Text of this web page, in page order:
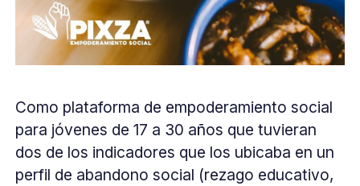
Como plataforma de empoderamiento social
para jóvenes de 17 a 30 años que tuvieran
dos de los indicadores que los ubicaba en un
perfil de abandono social (rezago educativo,